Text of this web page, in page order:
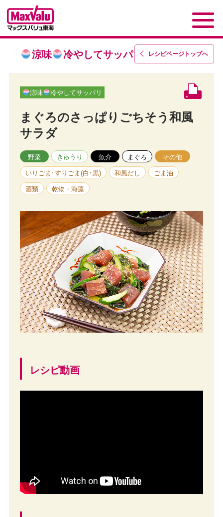
レシピページトップへ
涼味 冷やしてサッパリ
涼味 冷やしてサッパリ
まぐろのさっぱりごちそう和風
サラダ
野菜 きゅうり 魚介 まぐろ その他
いりごま･すりごま(白･黒) 和風だし ごま油
酒類 乾物・海藻
レシピ動画